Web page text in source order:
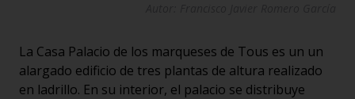
La Casa Palacio de los marqueses de Tous es un un
alargado edificio de tres plantas de altura realizado
en ladrillo. En su interior, el palacio se distribuye